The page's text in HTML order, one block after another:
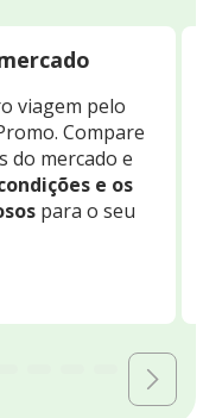
viagem pelo
Compare
do mercado e
e os
para o seu